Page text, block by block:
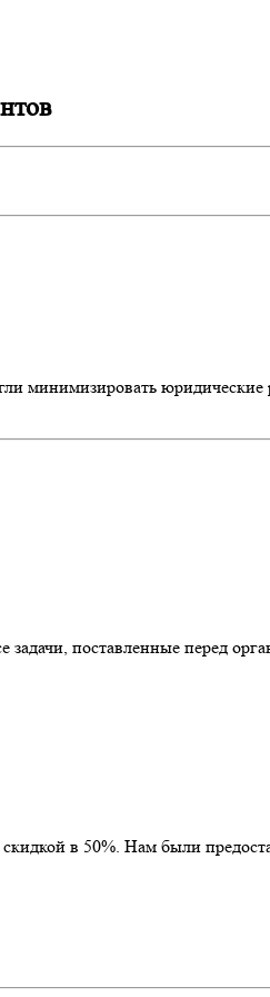
минимизировать
поставленные перед
в 50%. Нам были